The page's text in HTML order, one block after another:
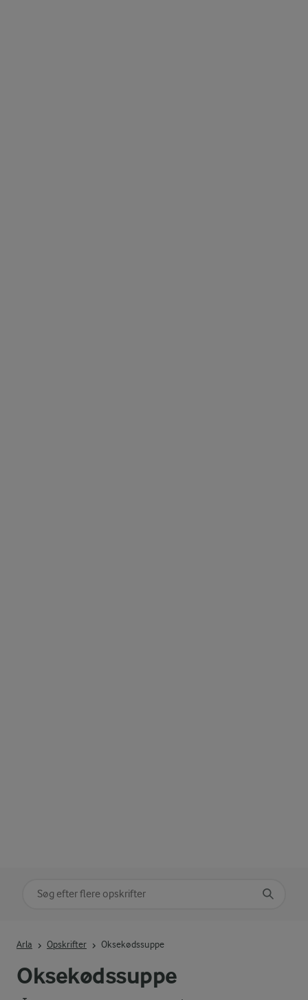
Oksekødssuppe
Arla Opskrifter Oksekødssuppe
Søg på kategori